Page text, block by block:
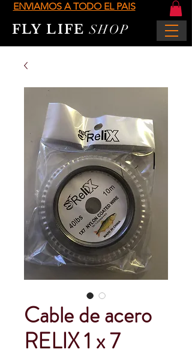
ENVIAMOS A TODO EL PAIS
FLY LIFESHOP
Cable de acero
RELIX 1 x 7